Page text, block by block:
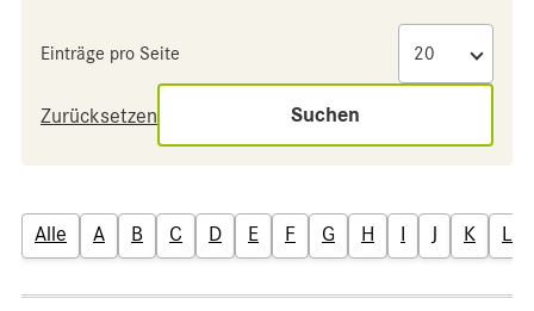
Einträge pro Seite
Zurücksetzen Suchen
Alle A B C D E F G H I J K L